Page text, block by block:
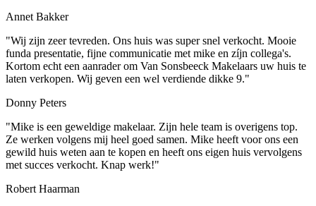
Annet Bakker
"Wij zijn zeer tevreden. Ons huis was super snel verkocht. Mooie
funda presentatie, fijne communicatie met mike en zíjn collega's.
Kortom echt een aanrader om Van Sonsbeeck Makelaars uw huis te
laten verkopen. Wij geven een wel verdiende dikke 9."
Donny Peters
"Mike is een geweldige makelaar. Zijn hele team is overigens top.
Ze werken volgens mij heel goed samen. Mike heeft voor ons een
gewild huis weten aan te kopen en heeft ons eigen huis vervolgens
met succes verkocht. Knap werk!"
Robert Haarman